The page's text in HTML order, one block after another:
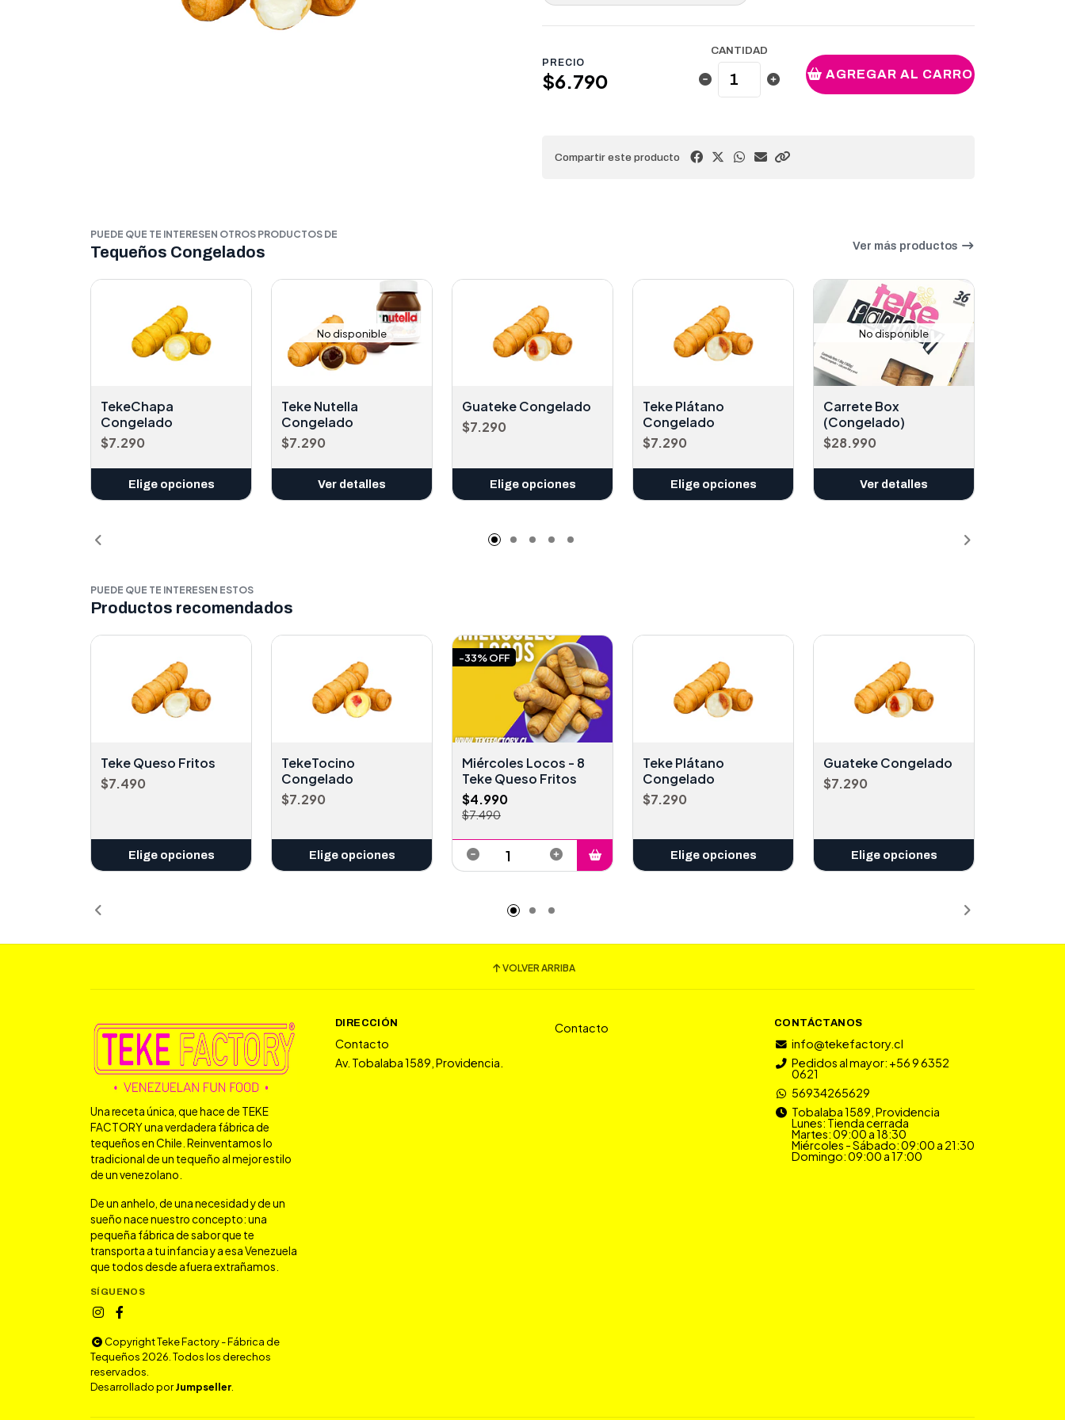
PRECIO
$6.790
CANTIDAD
AGREGAR AL CARRO
Compartir este producto
PUEDE QUE TE INTERESEN OTROS PRODUCTOS DE
Tequeños Congelados Ver más productos
TekeChapa
Congelado
$7.290
Elige opciones
No disponible
Teke Nutella
Congelado
$7.290
Ver detalles
Guateke Congelado
$7.290
Elige opciones
Teke Plátano
Congelado
$7.290
Elige opciones
No disponible
Carrete Box
(Congelado)
$28.990
Ver detalles
PUEDE QUE TE INTERESEN ESTOS
Productos recomendados
Teke Queso Fritos
$7.490
Elige opciones
TekeTocino
Congelado
$7.290
Elige opciones
-33% OFF
Miércoles Locos - 8
Teke Queso Fritos
$4.990
$7.490
Teke Plátano
Congelado
$7.290
Elige opciones
Guateke Congelado
$7.290
Elige opciones
VOLVER ARRIBA
Una receta única, que hace de TEKE
FACTORY una verdadera fábrica de
tequeños en Chile. Reinventamos lo
tradicional de un tequeño al mejor estilo
de un venezolano.
De un anhelo, de una necesidad y de un
sueño nace nuestro concepto: una
pequeña fábrica de sabor que te
transporta a tu infancia y a esa Venezuela
que todos desde afuera extrañamos.
SÍGUENOS
Copyright Teke Factory - Fábrica de
Tequeños 2026. Todos los derechos
reservados.
Desarrollado porJumpseller
DIRECCIÓN
Contacto
Av. Tobalaba 1589, Providencia.
Contacto CONTÁCTANOS
info@tekefactory.cl
Pedidos al mayor: +56 9 6352
0621
56934265629
Tobalaba 1589, Providencia
Lunes: Tienda cerrada
Martes: 09:00 a 18:30
Miércoles - Sábado: 09:00 a 21:30
Domingo: 09:00 a 17:00